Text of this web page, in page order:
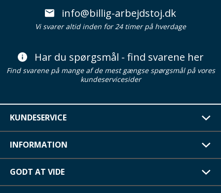
info@billig-arbejdstoj.dk
Vi svarer altid inden for 24 timer på hverdage
Har du spørgsmål - find svarene her
Find svarene på mange af de mest gængse spørgsmål på vores
kundeservicesider
KUNDESERVICE
INFORMATION
GODT AT VIDE